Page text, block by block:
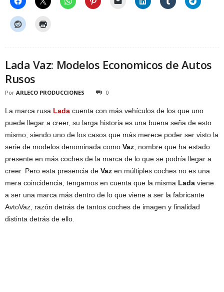
Lada Vaz: Modelos Economicos de Autos
Rusos
Por ARLECO PRODUCCIONES 0
La marca rusa Lada cuenta con más vehículos de los que uno
puede llegar a creer, su larga historia es una buena seña de esto
mismo, siendo uno de los casos que más merece poder ser visto la
serie de modelos denominada como Vaz , nombre que ha estado
presente en más coches de la marca de lo que se podría llegar a
creer. Pero esta presencia de Vaz en múltiples coches no es una
mera coincidencia, tengamos en cuenta que la misma Lada viene
a ser una marca más dentro de lo que viene a ser la fabricante
AvtoVaz, razón detrás de tantos coches de imagen y finalidad
distinta detrás de ello.